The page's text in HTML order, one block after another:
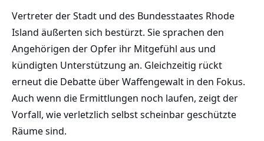
Vertreter der Stadt und des Bundesstaates Rhode
Island äußerten sich bestürzt. Sie sprachen den
Angehörigen der Opfer ihr Mitgefühl aus und
kündigten Unterstützung an. Gleichzeitig rückt
erneut die Debatte über Waffengewalt in den Fokus.
Auch wenn die Ermittlungen noch laufen, zeigt der
Vorfall, wie verletzlich selbst scheinbar geschützte
Räume sind.